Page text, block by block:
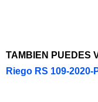
TAMBIEN PUEDES
Riego RS 109-2020-